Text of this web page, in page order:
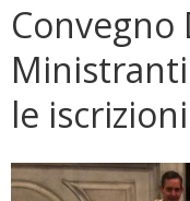
Convegno
le iscrizioni